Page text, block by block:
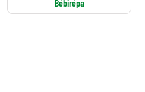
Bébirépa